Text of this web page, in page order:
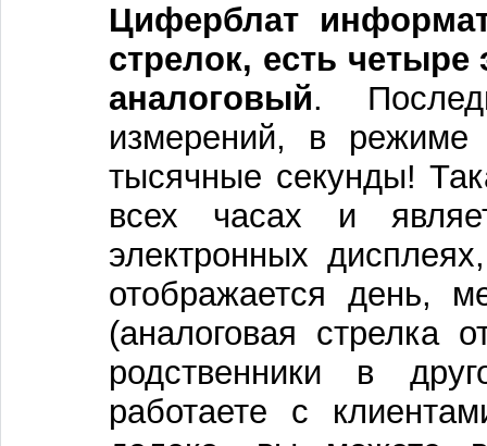
Циферблат
стрелок, есть
аналоговый.
измерений, в
тысячные секунды!
всех часах и
электронных
отображается день,
(аналоговая стрелка
родственники в
работаете с